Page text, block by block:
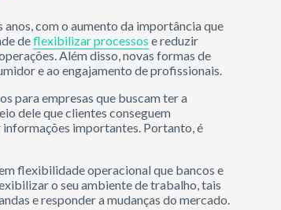
com o aumento da importância que
deflexibilizar processos e reduzir
Além disso, novas formas de
e ao engajamento de profissionais.
para empresas que buscam ter a
dele que clientes conseguem
importantes. Portanto, é
flexibilidade operacional que bancos e
o seu ambiente de trabalho, tais
e responder a mudanças do mercado.